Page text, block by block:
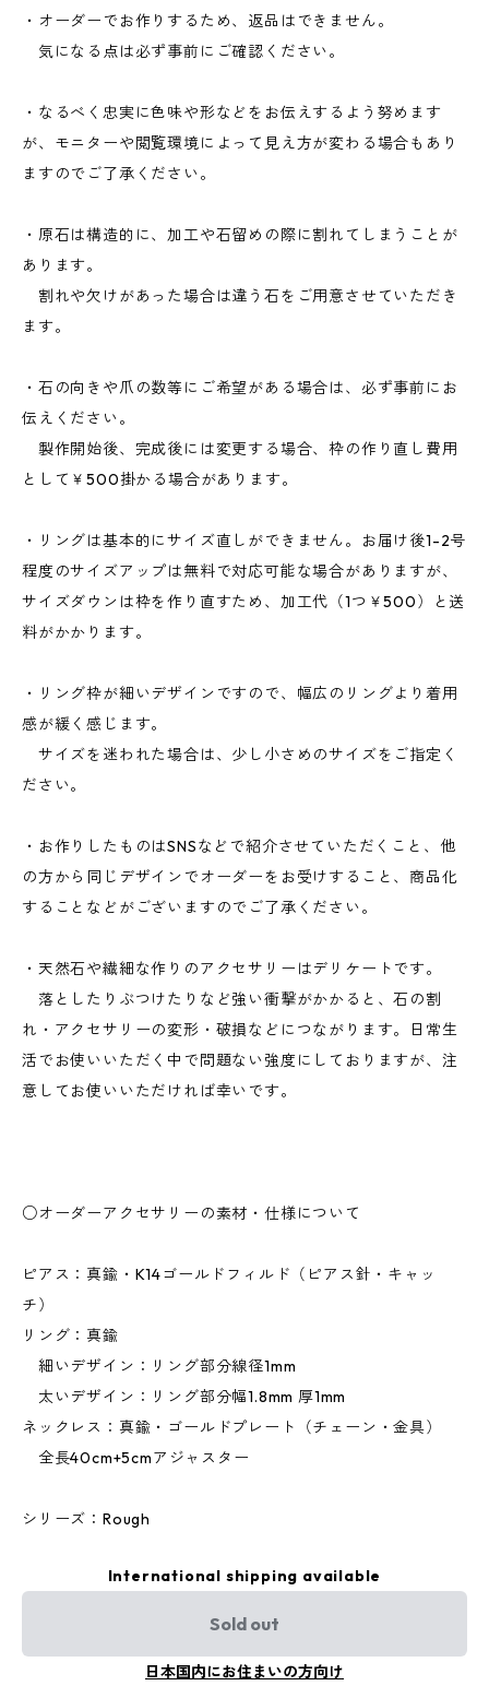
・オーダーでお作りするため、返品はできません。
気になる点は必ず事前にご確認ください。
・なるべく忠実に色味や形などをお伝えするよう努めます
が、モニターや閲覧環境によって見え方が変わる場合もあり
ますのでご了承ください。
・原石は構造的に、加工や石留めの際に割れてしまうことが
あります。
割れや欠けがあった場合は違う石をご用意させていただき
ます。
・石の向きや爪の数等にご希望がある場合は、必ず事前にお
伝えください。
製作開始後、完成後には変更する場合、枠の作り直し費用
として￥500掛かる場合があります。
・リングは基本的にサイズ直しができません。お届け後1-2号
程度のサイズアップは無料で対応可能な場合がありますが、
サイズダウンは枠を作り直すため、加工代（1つ￥500）と送
料がかかります。
・リング枠が細いデザインですので、幅広のリングより着用
感が緩く感じます。
サイズを迷われた場合は、少し小さめのサイズをご指定く
ださい。
・お作りしたものはSNSなどで紹介させていただくこと、他
の方から同じデザインでオーダーをお受けすること、商品化
することなどがございますのでご了承ください。
・天然石や繊細な作りのアクセサリーはデリケートです。
落としたりぶつけたりなど強い衝撃がかかると、石の割
れ・アクセサリーの変形・破損などにつながります。日常生
活でお使いいただく中で問題ない強度にしておりますが、注
意してお使いいただければ幸いです。
○オーダーアクセサリーの素材・仕様について
ピアス：真鍮・K14ゴールドフィルド（ピアス針・キャッ
チ）
リング：真鍮
細いデザイン：リング部分線径1mm
太いデザイン：リング部分幅1.8mm 厚1mm
ネックレス：真鍮・ゴールドプレート（チェーン・金具）
全長40cm+5cmアジャスター
シリーズ：Rough
International shipping available
Sold out
日本国内にお住まいの方向け